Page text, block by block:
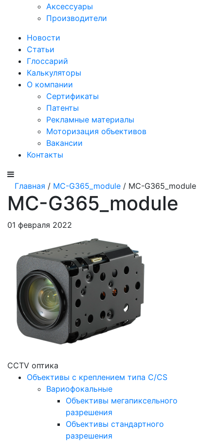
Аксессуары
Производители
Новости
Статьи
Глоссарий
Калькуляторы
О компании
Сертификаты
Патенты
Рекламные материалы
Моторизация объективов
Вакансии
Контакты
Главная / MC-G365_module / MC-G365_module
MC-G365_module
01 февраля 2022
CCTV оптика
Объективы с креплением типа C/CS
Вариофокальные
Объективы мегапиксельного
разрешения
Объективы стандартного
разрешения